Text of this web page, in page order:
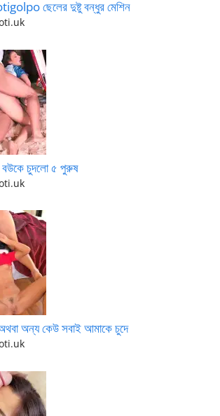
ছেলের দুষ্টু বন্ধুর মেশিন
বউকে চুদলো ৫ পুরুষ
অন্য কেউ সবাই আমাকে চুদে